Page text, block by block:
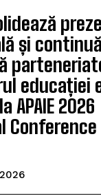
și
educației
APAIE 2026
Conference